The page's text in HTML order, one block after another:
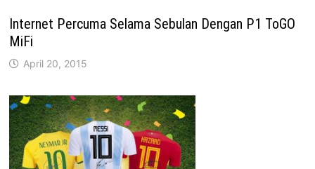
Internet Percuma Selama Sebulan Dengan P1 ToGO
MiFi
April 20, 2015